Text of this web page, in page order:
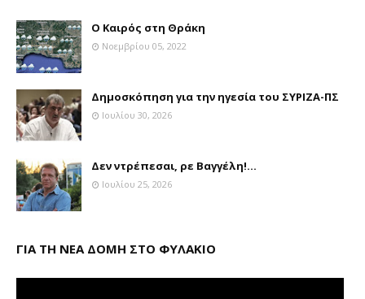
Ο Καιρός στη Θράκη
Νοεμβρίου 05, 2022
Δημοσκόπηση για την ηγεσία του ΣΥΡΙΖΑ-ΠΣ
Ιουλίου 30, 2026
Δεν ντρέπεσαι, ρε Βαγγέλη!...
Ιουλίου 25, 2026
ΓΙΑ ΤΗ ΝΕΑ ΔΟΜΗ ΣΤΟ ΦΥΛΑΚΙΟ